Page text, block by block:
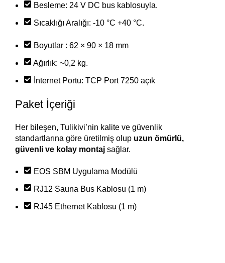
Besleme: 24 V DC bus kablosuyla.
Sıcaklığı Aralığı: -10 °C +40 °C.
Boyutlar : 62 × 90 × 18 mm
Ağırlık: ~0,2 kg.
İnternet Portu: TCP Port 7250 açık
Paket İçeriği
Her bileşen, Tulikivi’nin kalite ve güvenlik
standartlarına göre üretilmiş olup uzun ömürlü,
güvenli ve kolay montaj sağlar.
EOS SBM Uygulama Modülü
RJ12 Sauna Bus Kablosu (1 m)
RJ45 Ethernet Kablosu (1 m)